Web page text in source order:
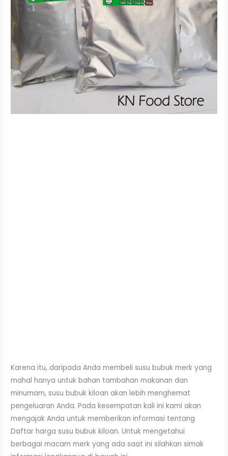
Karena itu, daripada Anda membeli susu bubuk merk yang
mahal hanya untuk bahan tambahan makanan dan
minumam, susu bubuk kiloan akan lebih menghemat
pengeluaran Anda. Pada kesempatan kali ini kami akan
mengajak Anda untuk memberikan informasi tentang
Daftar harga susu bubuk kiloan. Untuk mengetahui
berbagai macam merk yang ada saat ini silahkan simak